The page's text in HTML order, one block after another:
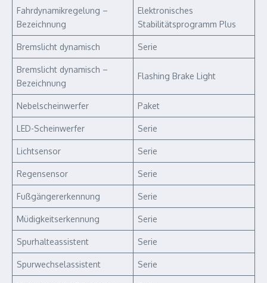
Fahrdynamikregelung –
Bezeichnung
Elektronisches
Stabilitätsprogramm Plus
Bremslicht dynamisch Serie
Bremslicht dynamisch –
Bezeichnung
Flashing Brake Light
Nebelscheinwerfer Paket
LED-Scheinwerfer Serie
Lichtsensor Serie
Regensensor Serie
Fußgängererkennung Serie
Müdigkeitserkennung Serie
Spurhalteassistent Serie
Spurwechselassistent Serie